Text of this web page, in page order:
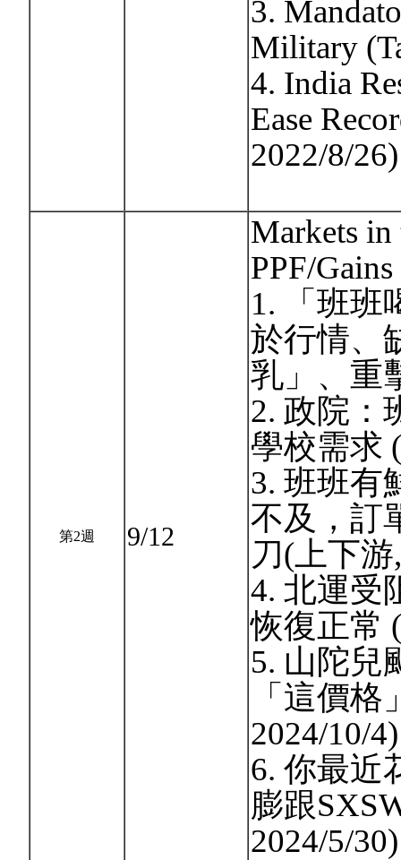
3.
Military
4. India
Ease
2022/8/26)
第2週 9/12
Markets
PPF/
1. 「班班
於行情、
乳」、重
2. 政院：
學校需求
3. 班班有
不及，訂
刀(上下游
4. 北運受
恢復正常
5. 山陀兒
「這價
2024/10/4)
6. 你最近
膨跟
2024/5/